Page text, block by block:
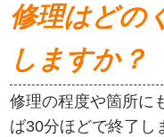
修理はどの
しますか？
修理の程度や箇所に
ば30分ほどで終了し